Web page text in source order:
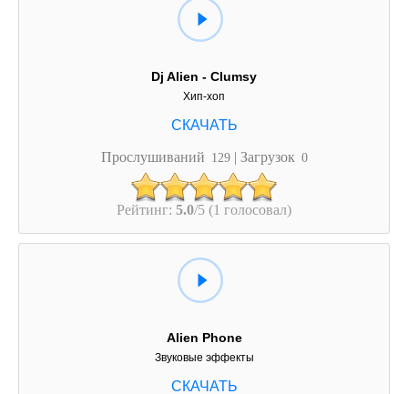
Dj Alien - Clumsy
Хип-хоп
Прослушиваний 129 | Загрузок 0
Рейтинг: 5.0/5 (1 голосовал)
Alien Phone
Звуковые эффекты